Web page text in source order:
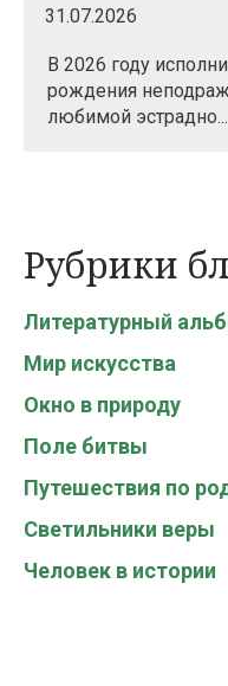
31.07.2026
В 2026 году
рождения
любимой эстрадно...
Рубрики
Литературный
Мир искусства
Окно в природу
Поле битвы
Путешествия по
Светильники веры
Человек в истории